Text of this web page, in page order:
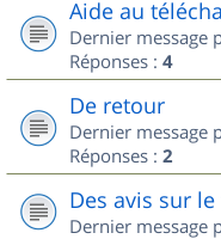
Aide au
Dernier message
Réponses : 4
De retour
Dernier message
Réponses : 2
Des avis sur
Dernier message